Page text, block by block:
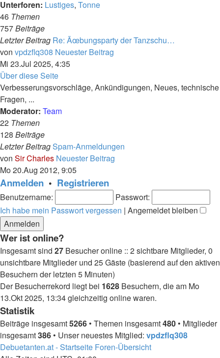
Unterforen: Lustiges, Tonne
46 Themen
757Beiträge
Letzter Beitrag Re: Ãœbungsparty der Tanzschu…
von vpdzflq308 Neuester Beitrag
Mi 23.Jul 2025, 4:35
Über diese Seite
Verbesserungsvorschläge, Ankündigungen, Neues, technische
Fragen, ...
Moderator: Team
22 Themen
128 Beiträge
Letzter BeitragSpam-Anmeldungen
von Sir Charles Neuester Beitrag
Mo 20.Aug 2012, 9:05
Anmelden • Registrieren
Benutzername:
Passwort:
Ich habe mein Passwort vergessen | Angemeldet bleiben
Wer ist online?
Insgesamt sind 27 Besucher online :: 2 sichtbare Mitglieder, 0
unsichtbare Mitglieder und 25 Gäste (basierend auf den aktiven
Besuchern der letzten 5 Minuten)
Der Besucherrekord liegt bei 1628 Besuchern, die am Mo
13.Okt 2025, 13:34 gleichzeitig online waren.
Statistik
Beiträge insgesamt5266 • Themen insgesamt480 • Mitglieder
insgesamt386 • Unser neuestes Mitglied: vpdzflq308
Debuetanten.at - Startseite Foren-Übersicht